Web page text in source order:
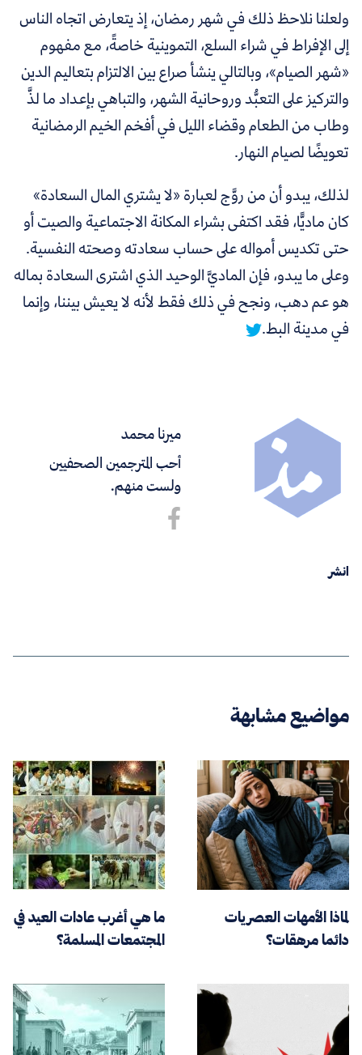
ميرنا محمد
أحب المترجمين الصحفيين
ولست منهم.
انشر
ولعلنا نلاحظ ذلك في شهر رمضان، إذ يتعارض اتجاه الناس
إلى الإفراط في شراء السلع، التموينية خاصةً، مع مفهوم
«شهر الصيام»، وبالتالي ينشأ صراع بين الالتزام بتعاليم الدين
والتركيز على التعبُّد وروحانية الشهر، والتباهي بإعداد ما لذَّ
وطاب من الطعام وقضاء الليل في أفخم الخيم الرمضانية
تعويضًا لصيام النهار.
لذلك، يبدو أن من روَّج لعبارة «لا يشتري المال السعادة»
كان ماديًّا، فقد اكتفى بشراء المكانة الاجتماعية والصيت أو
حتى تكديس أمواله على حساب سعادته وصحته النفسية.
وعلى ما يبدو، فإنالماديَّ الوحيد الذي اشترى السعادة بماله
هو عم دهب، ونجح في ذلك فقط لأنه لا يعيش بيننا، وإنما
في مدينة البط.
مواضيع مشابهة
لماذا الأمهات العصريات
دائما مرهقات؟
ما هي أغرب عادات العيد في
المجتمعات المسلمة؟